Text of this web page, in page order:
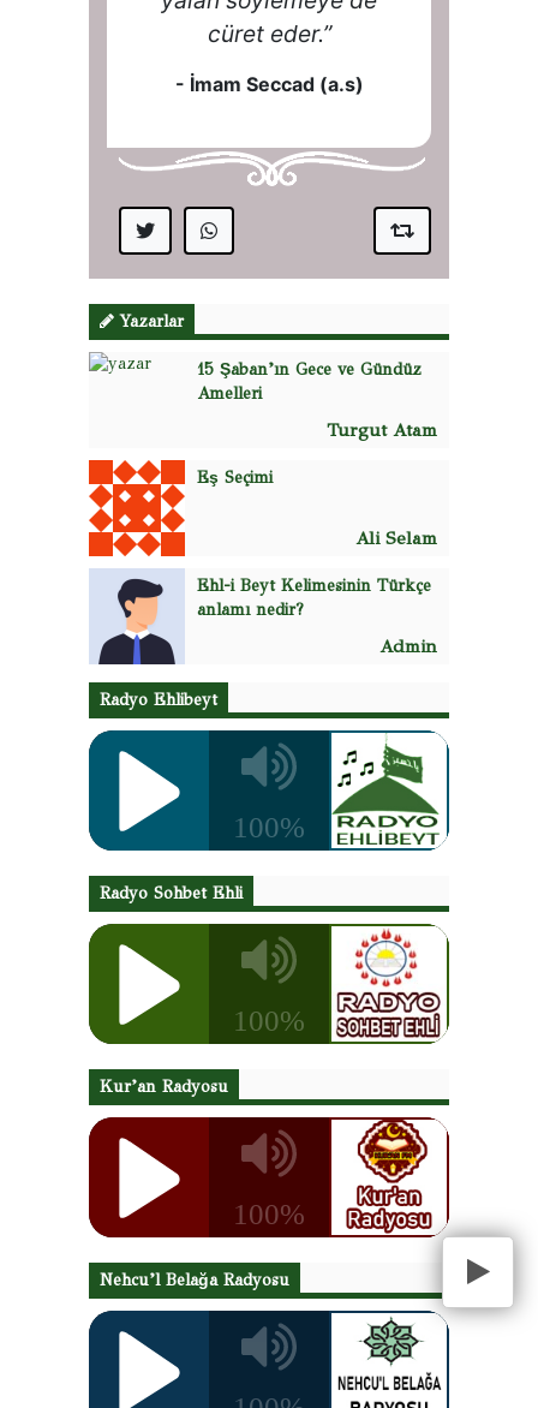
Yazarlar
15 Şaban’ın Gece ve Gündüz
Amelleri
Turgut Atam
Eş Seçimi
Ali Selam
Ehl-i Beyt Kelimesinin Türkçe
anlamı nedir?
Admin
Radyo Ehlibeyt
Radyo Sohbet Ehli
Kur’an Radyosu
Nehcu’l Belağa Radyosu